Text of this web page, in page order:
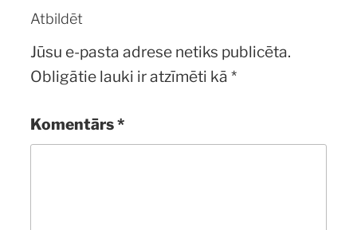
Atbildēt
Jūsu e-pasta adrese netiks publicēta.
Obligātie lauki ir atzīmēti kā*
Komentārs*